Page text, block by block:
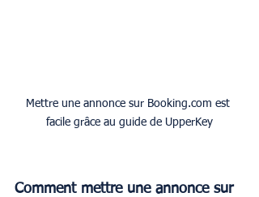
Mettre une annonce sur Booking.com est
facile grâce au guide de UpperKey
Comment mettre une annonce sur